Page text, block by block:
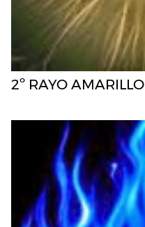
2º RAYO AMARILLO